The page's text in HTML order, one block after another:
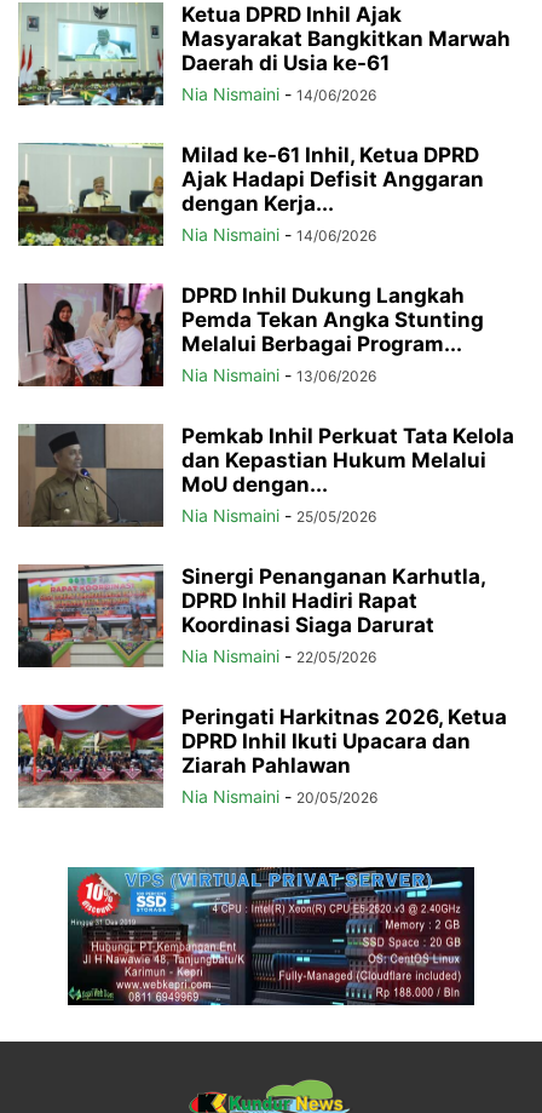
Ketua DPRD Inhil Ajak
Masyarakat Bangkitkan Marwah
Daerah di Usia ke-61
Nia Nismaini - 14/06/2026
Milad ke-61 Inhil, Ketua DPRD
Ajak Hadapi Defisit Anggaran
dengan Kerja...
Nia Nismaini - 14/06/2026
DPRD Inhil Dukung Langkah
Pemda Tekan Angka Stunting
Melalui Berbagai Program...
Nia Nismaini - 13/06/2026
Pemkab Inhil Perkuat Tata Kelola
dan Kepastian Hukum Melalui
MoU dengan...
Nia Nismaini - 25/05/2026
Sinergi Penanganan Karhutla,
DPRD Inhil Hadiri Rapat
Koordinasi Siaga Darurat
Nia Nismaini - 22/05/2026
Peringati Harkitnas 2026, Ketua
DPRD Inhil Ikuti Upacara dan
Ziarah Pahlawan
Nia Nismaini - 20/05/2026